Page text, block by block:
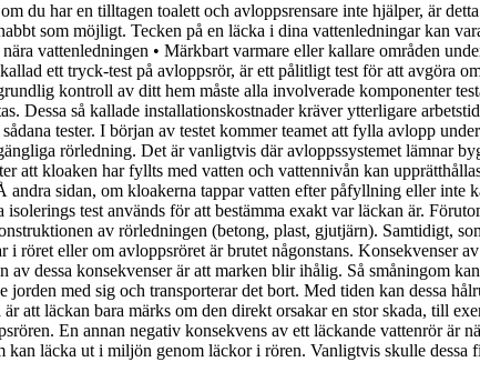
du har en tilltagen toalett och avloppsrensare inte hjälper, är
som möjligt. Tecken på en läcka i dina vattenledningar kan
vattenledningen • Märkbart varmare eller kallare områden
ett tryck-test på avloppsrör, är ett pålitligt test för att avgöra
kontroll av ditt hem måste alla involverade komponenter
Dessa så kallade installationskostnader kräver ytterligare
tester. I början av testet kommer teamet att fylla avlopp
rörledning. Det är vanligtvis där avloppssystemet lämnar
att kloaken har fyllts med vatten och vattennivån kan
sidan, om kloakerna tappar vatten efter påfyllning eller inte
test används för att bestämma exakt var läckan är.
av rörledningen (betong, plast, gjutjärn). Samtidigt,
i röret eller om avloppsröret är brutet någonstans. Konsekvenser
dessa konsekvenser är att marken blir ihålig. Så småningom
jorden med sig och transporterar det bort. Med tiden kan dessa
att läckan bara märks om den direkt orsakar en stor skada, till
En annan negativ konsekvens av ett läckande vattenrör är
läcka ut i miljön genom läckor i rören. Vanligtvis skulle dessa